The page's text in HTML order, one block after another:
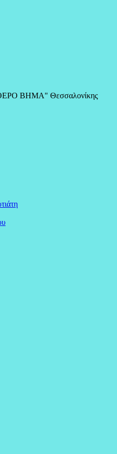
ΒΗΜΑ" Θεσσαλονίκης